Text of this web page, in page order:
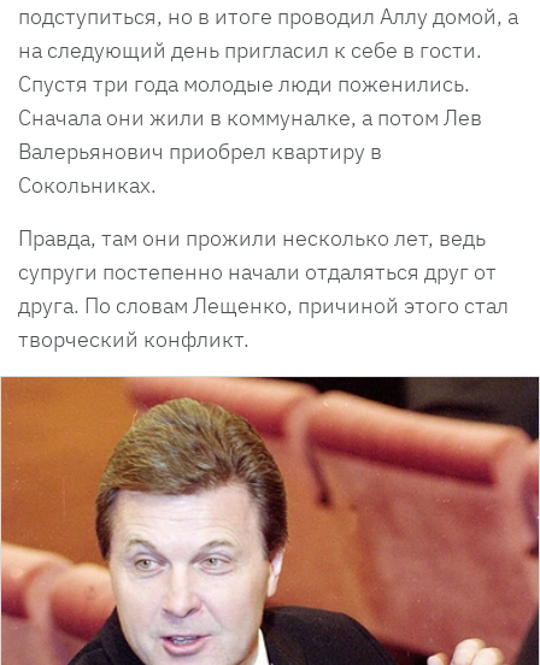
подступиться, но в итоге проводил Аллу домой, а
на следующий день пригласил к себе в гости.
Спустя три года молодые люди поженились.
Сначала они жили в коммуналке, а потом Лев
Валерьянович приобрел квартиру в
Сокольниках.
Правда, там они прожили несколько лет, ведь
супруги постепенно начали отдаляться друг от
друга. По словам Лещенко, причиной этого стал
творческий конфликт.